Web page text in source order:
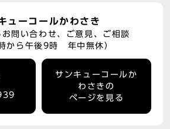
ューコールかわさき
問い合わせ、ご意見、ご相談
から午後9時 年中無休）
サンキューコールか
わさきの
ページを見る